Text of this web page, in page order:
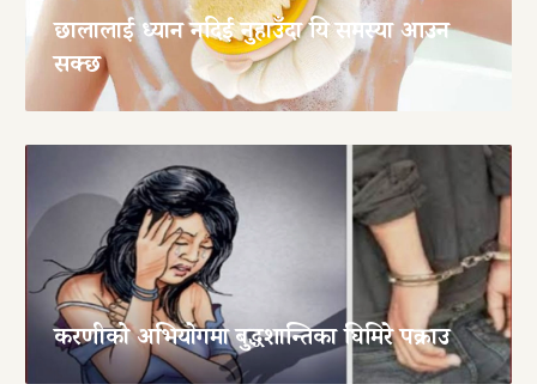
छालालाई ध्यान नदिई नुहाउँदा यि समस्या आउन
सक्छ
करणीको अभियाेगमा बुद्धशान्तिका घिमिरे पक्राउ